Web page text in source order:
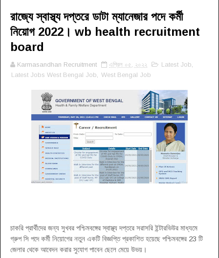
রাজ্যে স্বাস্থ্য দপ্তরে ডাটা ম্যানেজার পদে কর্মী
নিয়োগ 2022। wb health recruitment
board
Karmasandhan Recruitment এপ্রিল ০৫, ২০২২ Latest Job
Latest Jobs West Bengal Job
West Bengal Job
চাকরি প্রার্থীদের জন্য সুখবর পশ্চিমবঙ্গের স্বাস্থ্য দপ্তরে সরাসরি ইন্টারভিউর মাধ্যমে
গ্রুপ সি পদে কর্মী নিয়োগের নতুন একটি বিজ্ঞপ্তি প্রকাশিত হয়েছে পশ্চিমবঙ্গের 23 টি
জেলার থেকে আবেদন করার সুযোগ পাবেন ছেলে মেয়ে উভয়।